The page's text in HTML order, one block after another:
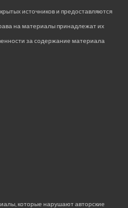
источников и предоставляются
на материалы принадлежат их
за содержание материала
которые нарушают авторские